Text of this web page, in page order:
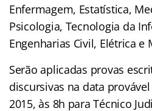
Enfermagem, Estatística,
Psicologia, Tecnologia da
Engenharias Civil, Elétrica e
Serão aplicadas provas
discursivas na data
2015, às 8h para Técnico